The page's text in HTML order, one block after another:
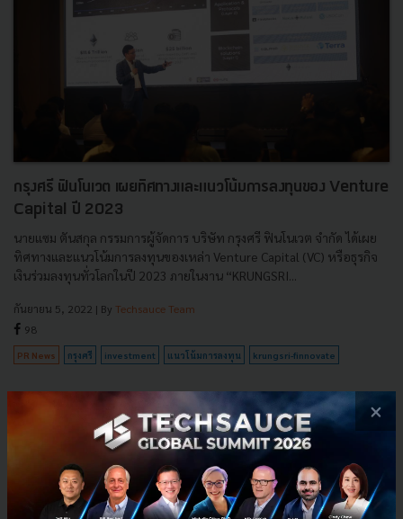
กรุงศรี ฟินโนเวต เผยทิศทางและแนวโน้มการลงทุนของ Venture
Capital ปี 2023
นายแซม ตันสกุล กรรมการผู้จัดการ บริษัท กรุงศรี ฟินโนเวต จำกัด ได้เผย
ทิศทางและแนวโน้มการลงทุนของเหล่า Venture Capital (VC) หรือธุรกิจ
เงินร่วมลงทุนทั่วโลกในปี 2023 ภายในงาน “KRUNGSRI...
กันยายน 5, 2022 | By Techsauce Team
98
PR News กรุงศรี investment แนวโน้มการลงทุน krungsri-finnovate
×